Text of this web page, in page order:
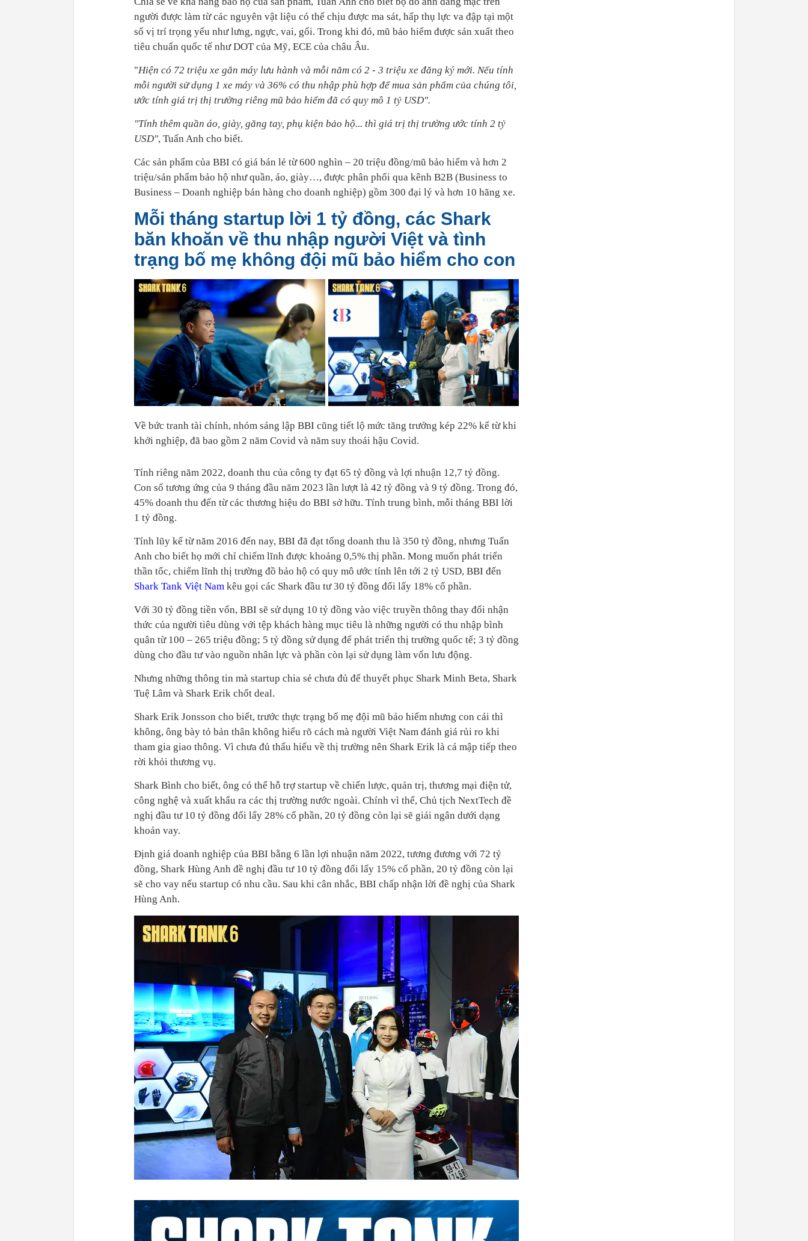
người được làm từ các nguyên vật liệu có thể chịu được ma sát, hấp thụ lực va đập tại một
số vị trí trọng yếu như lưng, ngực, vai, gối. Trong khi đó, mũ bảo hiểm được sản xuất theo
tiêu chuẩn quốc tế như DOT của Mỹ, ECE của châu Âu.
"Hiện có 72 triệu xe gắn máy lưu hành và mỗi năm có 2 - 3 triệu xe đăng ký mới. Nếu tính
mỗi người sử dụng 1 xe máy và 36% có thu nhập phù hợp để mua sản phẩm của chúng tôi,
ước tính giá trị thị trường riêng mũ bảo hiểm đã có quy mô 1 tỷ USD".
"Tính thêm quần áo, giày, găng tay, phụ kiện bảo hộ... thì giá trị thị trường ước tính 2 tỷ
USD", Tuấn Anh cho biết.
Các sản phẩm của BBI có giá bán lẻ từ 600 nghìn – 20 triệu đồng/mũ bảo hiểm và hơn 2
triệu/sản phẩm bảo hộ như quần, áo, giày…, được phân phối qua kênh B2B (Business to
Business – Doanh nghiệp bán hàng cho doanh nghiệp) gồm 300 đại lý và hơn 10 hãng xe.
Mỗi tháng startup lời 1 tỷ đồng, các Shark
băn khoăn về thu nhập người Việt và tình
trạng bố mẹ không đội mũ bảo hiểm cho con
Về bức tranh tài chính, nhóm sáng lập BBI cũng tiết lộ mức tăng trưởng kép 22% kể từ khi
khởi nghiệp, đã bao gồm 2 năm Covid và năm suy thoái hậu Covid.
Tính riêng năm 2022, doanh thu của công ty đạt 65 tỷ đồng và lợi nhuận 12,7 tỷ đồng.
Con số tương ứng của 9 tháng đầu năm 2023 lần lượt là 42 tỷ đồng và 9 tỷ đồng. Trong đó,
45% doanh thu đến từ các thương hiệu do BBI sở hữu. Tính trung bình, mỗi tháng BBI lời
1 tỷ đồng.
Tính lũy kế từ năm 2016 đến nay, BBI đã đạt tổng doanh thu là 350 tỷ đồng, nhưng Tuấn
Anh cho biết họ mới chỉ chiếm lĩnh được khoảng 0,5% thị phần. Mong muốn phát triển
thần tốc, chiếm lĩnh thị trường đồ bảo hộ có quy mô ước tính lên tới 2 tỷ USD, BBI đến
Shark Tank Việt Nam kêu gọi các Shark đầu tư 30 tỷ đồng đổi lấy 18% cổ phần.
Với 30 tỷ đồng tiền vốn, BBI sẽ sử dụng 10 tỷ đồng vào việc truyền thông thay đổi nhận
thức của người tiêu dùng với tệp khách hàng mục tiêu là những người có thu nhập bình
quân từ 100 – 265 triệu đồng; 5 tỷ đồng sử dụng để phát triển thị trường quốc tế; 3 tỷ đồng
dùng cho đầu tư vào nguồn nhân lực và phần còn lại sử dụng làm vốn lưu động.
Nhưng những thông tin mà startup chia sẻ chưa đủ để thuyết phục Shark Minh Beta, Shark
Tuệ Lâm và Shark Erik chốt deal.
Shark Erik Jonsson cho biết, trước thực trạng bố mẹ đội mũ bảo hiểm nhưng con cái thì
không, ông bày tỏ bản thân không hiểu rõ cách mà người Việt Nam đánh giá rủi ro khi
tham gia giao thông. Vì chưa đủ thấu hiểu về thị trường nên Shark Erik là cá mập tiếp theo
rời khỏi thương vụ.
Shark Bình cho biết, ông có thể hỗ trợ startup về chiến lược, quản trị, thương mại điện tử,
công nghệ và xuất khẩu ra các thị trường nước ngoài. Chính vì thế, Chủ tịch NextTech đề
nghị đầu tư 10 tỷ đồng đổi lấy 28% cổ phần, 20 tỷ đồng còn lại sẽ giải ngân dưới dạng
khoản vay.
Định giá doanh nghiệp của BBI bằng 6 lần lợi nhuận năm 2022, tương đương với 72 tỷ
đồng, Shark Hùng Anh đề nghị đầu tư 10 tỷ đồng đổi lấy 15% cổ phần, 20 tỷ đồng còn lại
sẽ cho vay nếu startup có nhu cầu. Sau khi cân nhắc, BBI chấp nhận lời đề nghị của Shark
Hùng Anh.